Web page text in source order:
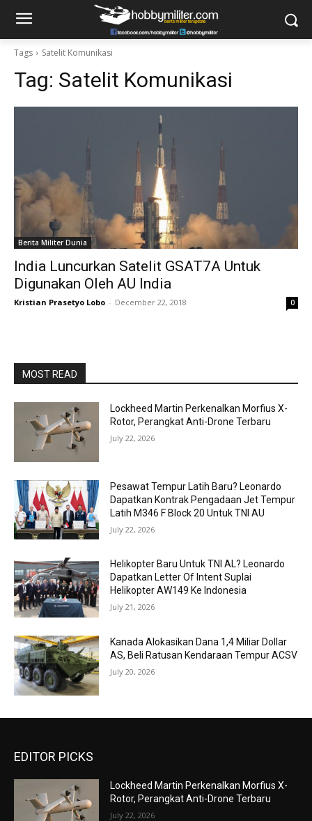
Tags Satelit Komunikasi
Tag: Satelit Komunikasi
Berita Militer Dunia
India Luncurkan Satelit GSAT7A Untuk
Digunakan Oleh AU India
Kristian Prasetyo Lobo - December 22, 2018 0
MOST READ
Lockheed Martin Perkenalkan Morfius X-
Rotor, Perangkat Anti-Drone Terbaru
July 22, 2026
Pesawat Tempur Latih Baru? Leonardo
Dapatkan Kontrak Pengadaan Jet Tempur
Latih M346 F Block 20 Untuk TNI AU
July 22, 2026
Helikopter Baru Untuk TNI AL? Leonardo
Dapatkan Letter Of Intent Suplai
Helikopter AW149 Ke Indonesia
July 21, 2026
Kanada Alokasikan Dana 1,4 Miliar Dollar
AS, Beli Ratusan Kendaraan Tempur ACSV
July 20, 2026
EDITOR PICKS
Lockheed Martin Perkenalkan Morfius X-
Rotor, Perangkat Anti-Drone Terbaru
July 22, 2026